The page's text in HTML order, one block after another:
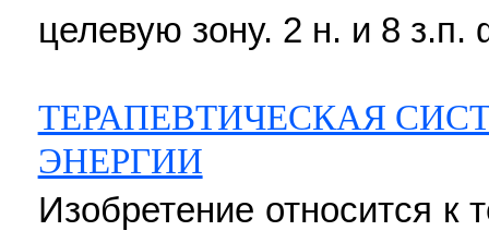
целевую зону. 2 н. и 8
ТЕРАПЕВТИЧЕСКАЯ
ЭНЕРГИИ
Изобретение относится к